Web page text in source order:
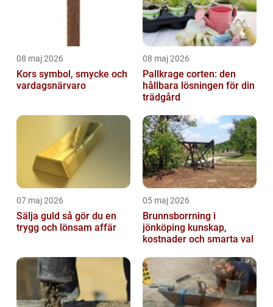
08 maj 2026
Kors symbol, smycke och
vardagsnärvaro
08 maj 2026
Pallkrage corten: den
hållbara lösningen för din
trädgård
07 maj 2026
Sälja guld så gör du en
trygg och lönsam affär
05 maj 2026
Brunnsborrning i
jönköping kunskap,
kostnader och smarta val